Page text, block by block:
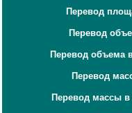
Перевод
Перевод
Перевод объема
Перевод
Перевод массы